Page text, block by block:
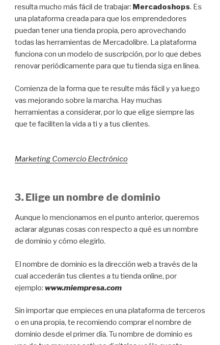
resulta mucho más fácil de trabajar: Mercadoshops. Es
una plataforma creada para que los emprendedores
puedan tener una tienda propia, pero aprovechando
todas las herramientas de Mercadolibre. La plataforma
funciona con un modelo de suscripción, por lo que debes
renovar periódicamente para que tu tienda siga en línea.
Comienza de la forma que te resulte más fácil y ya luego
vas mejorando sobre la marcha. Hay muchas
herramientas a considerar, por lo que elige siempre las
que te faciliten la vida a ti y a tus clientes.
Marketing Comercio Electrónico
3. Elige un nombre de dominio
Aunque lo mencionamos en el punto anterior, queremos
aclarar algunas cosas con respecto a qué es un nombre
de dominio y cómo elegirlo.
El nombre de dominio es la dirección web a través de la
cual accederán tus clientes a tu tienda online, por
ejemplo: www.miempresa.com
Sin importar que empieces en una plataforma de terceros
o en una propia, te recomiendo comprar el nombre de
dominio desde el primer día. Tu nombre de dominio es